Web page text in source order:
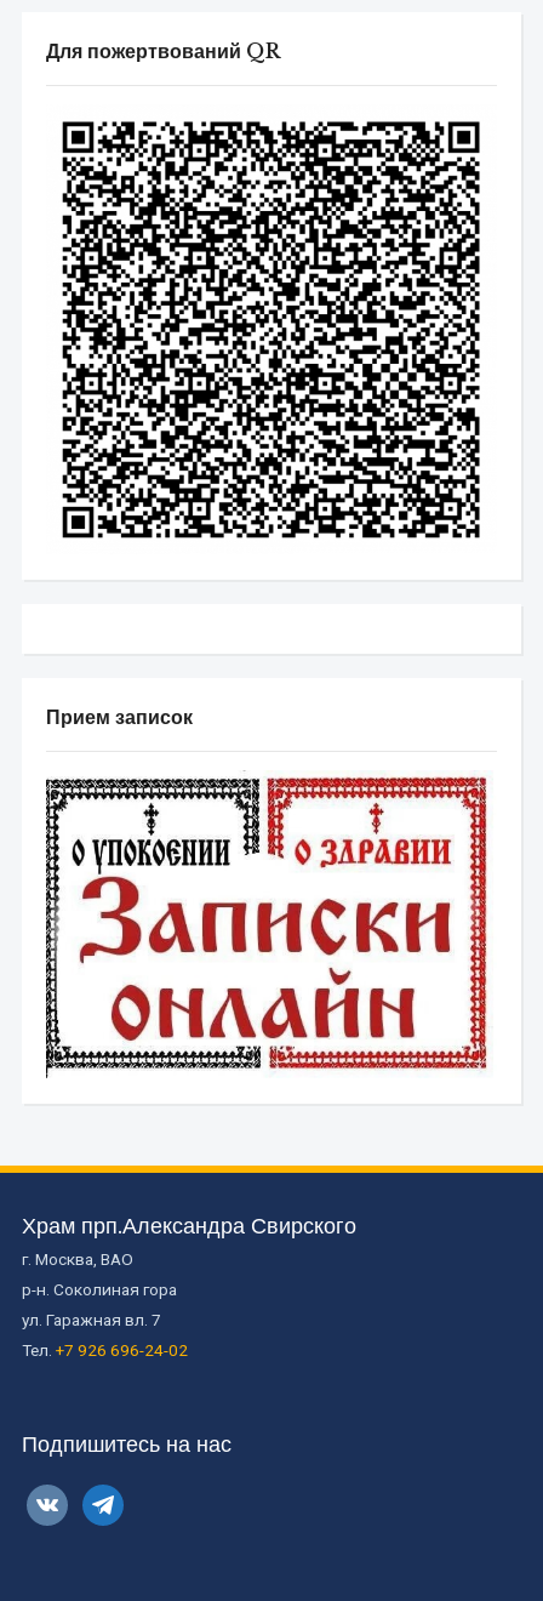
Для пожертвований QR
Прием записок
Храм прп.Александра Свирского
г. Москва, ВАО
р-н. Соколиная гора
ул. Гаражная вл. 7
Тел. +7 926 696-24-02
Подпишитесь на нас
vkontaktetelegram